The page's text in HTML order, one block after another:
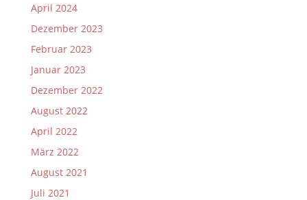
April 2024
Dezember 2023
Februar 2023
Januar 2023
Dezember 2022
August 2022
April 2022
März 2022
August 2021
Juli 2021